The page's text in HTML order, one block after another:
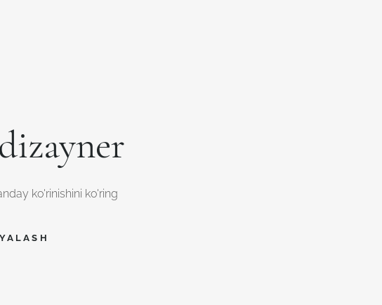
ko'rinishini ko'ring